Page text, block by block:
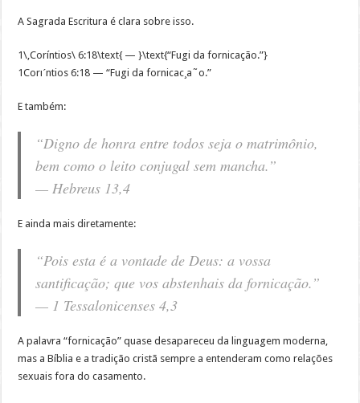
A Sagrada Escritura é clara sobre isso.
1\,Coríntios\ 6:18\text{ — }\text{“Fugi da fornicação.”}
1Corıˊntios 6:18 — “Fugi da fornicac¸​a˜o.”
E também:
“Digno de honra entre todos seja o matrimônio,
bem como o leito conjugal sem mancha.”
— Hebreus 13,4
E ainda mais diretamente:
“Pois esta é a vontade de Deus: a vossa
santificação; que vos abstenhais da fornicação.”
— 1 Tessalonicenses 4,3
A palavra “fornicação” quase desapareceu da linguagem moderna,
mas a Bíblia e a tradição cristã sempre a entenderam como relações
sexuais fora do casamento.